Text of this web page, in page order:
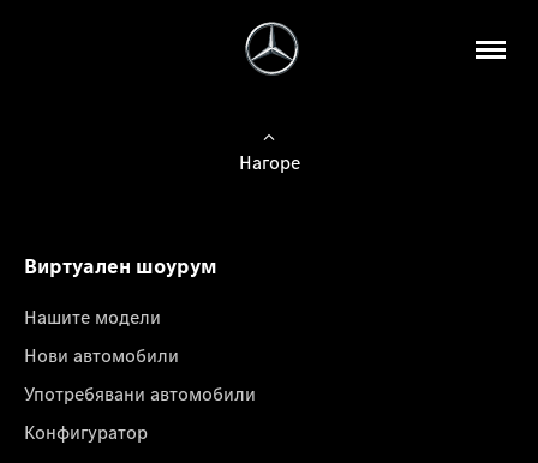
Нагоре
Виртуален шоурум
Нашите модели
Нови автомобили
Употребявани автомобили
Конфигуратор